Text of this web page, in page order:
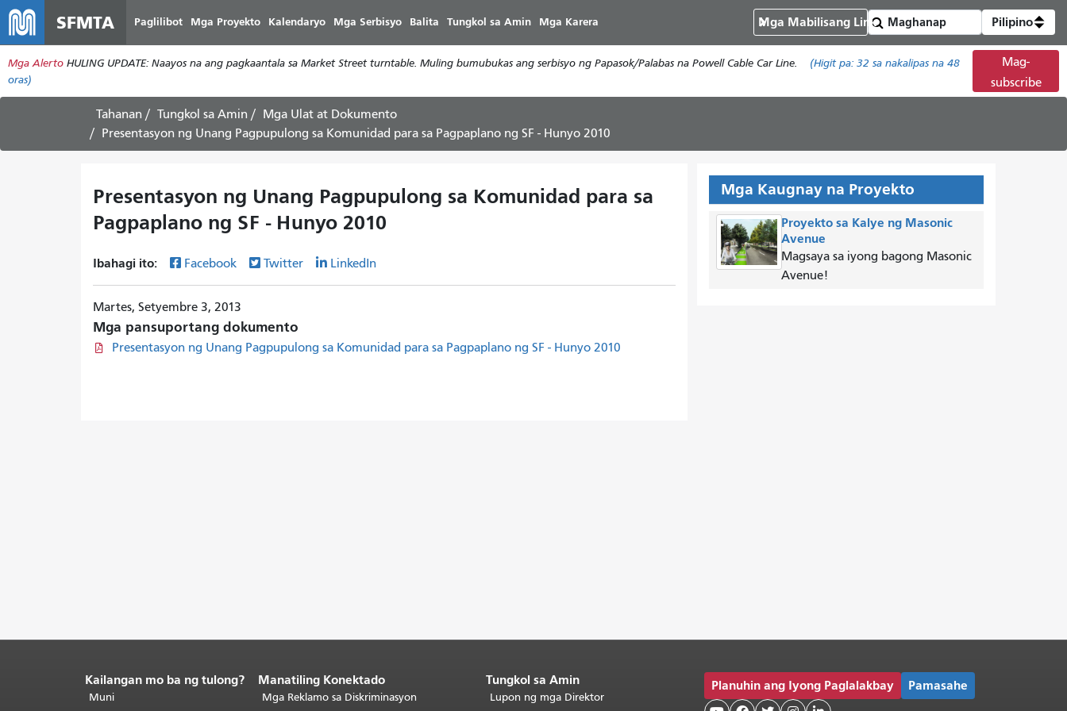
ang
pangunahing
nilalaman
SFMTA Paglilibot Mga Proyekto Kalendaryo Mga Serbisyo Balita Tungkol sa Amin Mga Karera Mga Mabilisang Link Pilipino
Mga Alerto HULING UPDATE: Naayos na ang pagkaantala sa Market Street turntable. Muling bumubukas ang serbisyo ng Papasok/Palabas na Powell Cable Car Line. (Higit pa: 32 sa nakalipas na 48
oras)
Mag-
subscribe
Tahanan Tungkol sa Amin
Mga Ulat at Dokumento
Presentasyon ng Unang Pagpupulong sa Komunidad para sa Pagpaplano ng SF - Hunyo 2010
Presentasyon ng Unang Pagpupulong sa Komunidad para sa
Pagpaplano ng SF - Hunyo 2010
Ibahagi ito: Facebook Twitter LinkedIn
Martes, Setyembre 3, 2013
Mga pansuportang dokumento
Presentasyon ng Unang Pagpupulong sa Komunidad para sa Pagpaplano ng SF - Hunyo 2010
Mga Kaugnay na Proyekto
Proyekto sa Kalye ng Masonic
Avenue
Magsaya sa iyong bagong Masonic
Avenue!
Katapusan
ng
Kailangan mo ba ng tulong?
Muni
Manatiling Konektado
Mga Reklamo sa Diskriminasyon
Tungkol sa Amin
Lupon ng mga Direktor
Planuhin ang Iyong Paglalakbay Pamasahe